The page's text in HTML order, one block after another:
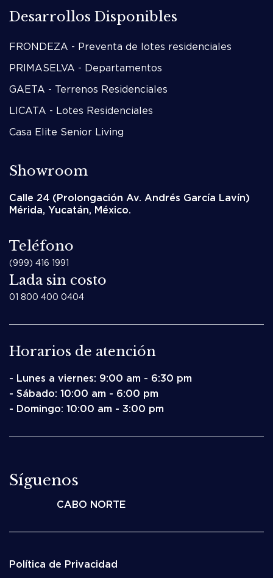
Desarrollos Disponibles
FRONDEZA - Preventa de lotes residenciales
PRIMASELVA - Departamentos
GAETA - Terrenos Residenciales
LICATA - Lotes Residenciales
Casa Elite Senior Living
Showroom
Calle 24 (Prolongación Av. Andrés García Lavín)
Mérida, Yucatán, México.
Teléfono
(999) 416 1991
Lada sin costo
01 800 400 0404
Horarios de atención
- Lunes a viernes: 9:00 am - 6:30 pm
- Sábado: 10:00 am - 6:00 pm
- Domingo: 10:00 am - 3:00 pm
Síguenos
CABO NORTE
Política de Privacidad